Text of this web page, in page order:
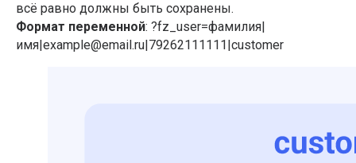
всё равно должны быть сохранены.
Формат переменной: ?fz_user=фамилия|
имя|example@email.ru|79262111111|customer